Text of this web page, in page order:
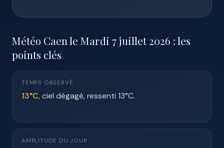
Météo Caen le Mardi 7 juillet 2026 : les
points clés
TEMPS OBSERVÉ
13°C, ciel dégagé, ressenti 13°C.
AMPLITUDE DU JOUR